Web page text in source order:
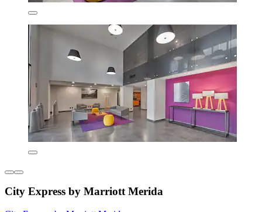
City Express by Marriott Merida